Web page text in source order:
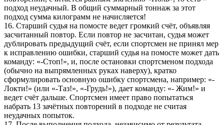
подход неудачный. В общий суммарный тоннаж за этот
подход сумма килограмм не начисляется!
16. Старший судья на помосте ведет громкий счёт, объявляя
засчитанный повтор. Если повтор не засчитан, судья может
дублировать предыдущий счёт, если спортсмен не принял мер
к исправлению ошибки, старший судья на помосте может дать
команду: «-Стоп!», и, после остановки спортсменом подхода
(обычно на выпрямленных руках наверху), кратко
сформулировать основную ошибку спортсмена, например: «-
Локти!» (или «-Таз!», «-Грудь!»), дает команду: «- Жим!» и
ведет счёт дальше. Спортсмен имеет право попытаться
набрать 13 зачётных повторений в подходе не считая
неудачных попыток.